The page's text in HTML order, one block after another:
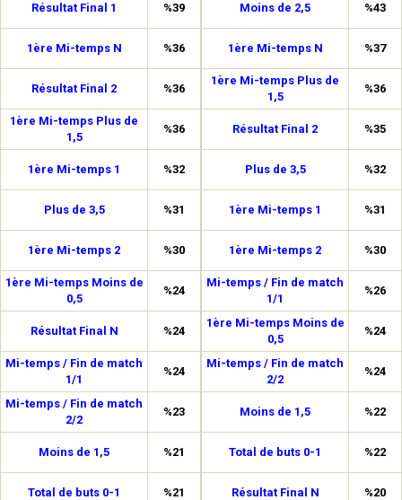
Résultat Final 1 %39
1ère Mi-temps N %36
Résultat Final 2 %36
1ère Mi-temps Plus de
1,5
%36
1ère Mi-temps 1 %32
Plus de 3,5 %31
1ère Mi-temps 2 %30
1ère Mi-temps Moins de
0,5
%24
Résultat Final N %24
Mi-temps / Fin de match
1/1
%24
Mi-temps / Fin de match
2/2
%23
Moins de 1,5 %21
Total de buts 0-1 %21
Moins de 2,5 %43
1ère Mi-temps N %37
1ère Mi-temps Plus de
1,5
%36
Résultat Final 2 %35
Plus de 3,5 %32
1ère Mi-temps 1 %31
1ère Mi-temps 2 %30
Mi-temps / Fin de match
1/1
%26
1ère Mi-temps Moins de
0,5
%24
Mi-temps / Fin de match
2/2
%24
Moins de 1,5 %22
Total de buts 0-1 %22
Résultat Final N %20